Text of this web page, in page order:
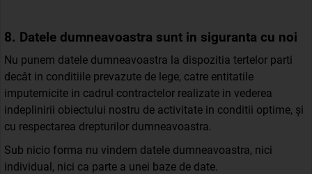
8. Datele dumneavoastra sunt in siguranta cu noi
Nu punem datele dumneavoastra la dispozitia tertelor parti
decât in conditiile prevazute de lege, catre entitatile
imputernicite in cadrul contractelor realizate in vederea
indeplinirii obiectului nostru de activitate in conditii optime, și
cu respectarea drepturilor dumneavoastra.
Sub nicio forma nu vindem datele dumneavoastra, nici
individual, nici ca parte a unei baze de date.